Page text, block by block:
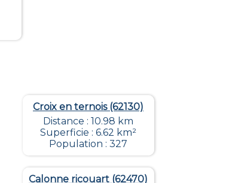
Croix en ternois (62130)
Distance : 10.98 km
Superficie : 6.62 km²
Population : 327
Calonne ricouart (62470)